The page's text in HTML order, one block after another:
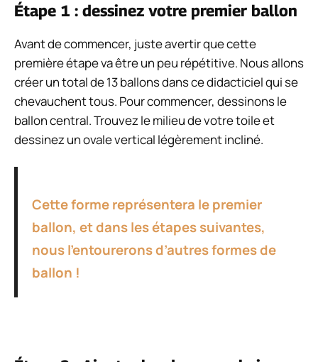
Étape 1 : dessinez votre premier ballon
Avant de commencer, juste avertir que cette
première étape va être un peu répétitive. Nous allons
créer un total de 13 ballons dans ce didacticiel qui se
chevauchent tous. Pour commencer, dessinons le
ballon central. Trouvez le milieu de votre toile et
dessinez un ovale vertical légèrement incliné.
Cette forme représentera le premier
ballon, et dans les étapes suivantes,
nous l’entourerons d’autres formes de
ballon !